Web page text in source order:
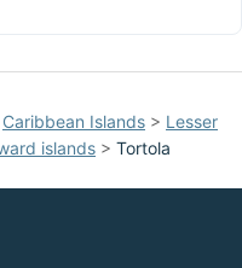
Caribbean Islands > Lesser
islands > Tortola